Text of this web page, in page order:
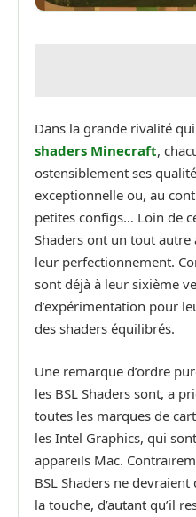
Dans la grande rivalité
shaders Minecraft,
ostensiblement ses
exceptionnelle ou, au
petites configs… Loin de
Shaders ont un tout
leur perfectionnement.
sont déjà à leur sixième
d’expérimentation pour
des shaders équilibrés.
Une remarque d’ordre
les BSL Shaders sont, a
toutes les marques de
les Intel Graphics, qui
appareils Mac.
BSL Shaders ne
la touche, d’autant qu’il